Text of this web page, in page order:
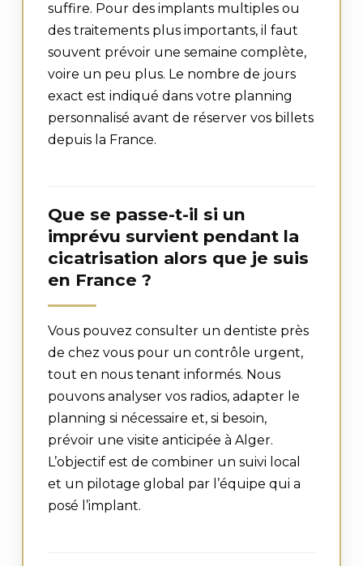
suffire. Pour des implants multiples ou
des traitements plus importants, il faut
souvent prévoir une semaine complète,
voire un peu plus. Le nombre de jours
exact est indiqué dans votre planning
personnalisé avant de réserver vos billets
depuis la France.
Que se passe-t-il si un
imprévu survient pendant la
cicatrisation alors que je suis
en France ?
Vous pouvez consulter un dentiste près
de chez vous pour un contrôle urgent,
tout en nous tenant informés. Nous
pouvons analyser vos radios, adapter le
planning si nécessaire et, si besoin,
prévoir une visite anticipée à Alger.
L’objectif est de combiner un suivi local
et un pilotage global par l’équipe qui a
posé l’implant.